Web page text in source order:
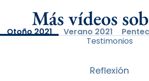
Más vídeos
Otoño 2021 Verano 2021
Testimonios
Reflexión